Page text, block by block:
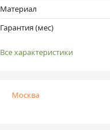
Материал
Гарантия (мес)
Все характеристики
Москва